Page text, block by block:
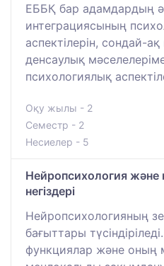
ЕББҚ бар адамдардың
интеграциясының
аспектілерін, сондай-
денсаулық
психологиялық
Оқу жылы - 2
Семестр - 2
Несиелер - 5
Нейропсихология және
негіздері
Нейропсихологияның
бағыттары
функциялар және оның